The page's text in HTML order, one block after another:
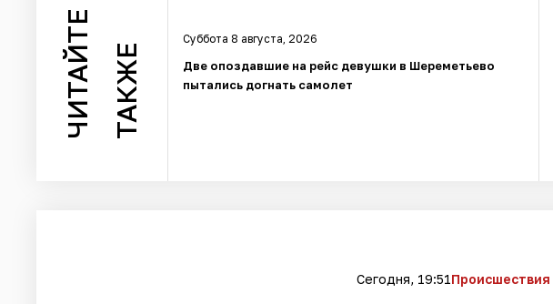
ЧИТАЙТЕ ТАКЖЕ
Суббота 8 августа, 2026
Две опоздавшие на рейс девушки в Шереметьево
пытались догнать самолет
Сегодня, 19:51Происшествия